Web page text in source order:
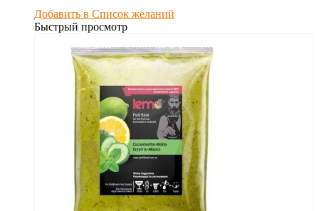
Добавить в Список желаний
Быстрый просмотр